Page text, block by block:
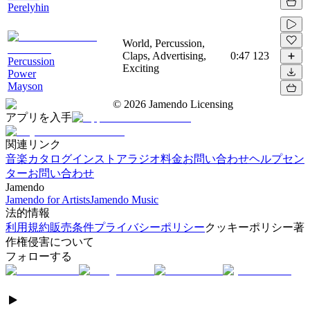
Perelyhin
Percussion
Power
Mayson
World, Percussion,
Claps, Advertising,
Exciting
0:47 123
© 2026 Jamendo Licensing
アプリを入手
関連リンク
音楽カタログインストアラジオ料金お問い合わせヘルプセン
ターお問い合わせ
Jamendo
Jamendo for ArtistsJamendo Music
法的情報
利用規約販売条件プライバシーポリシークッキーポリシー著
作権侵害について
フォローする